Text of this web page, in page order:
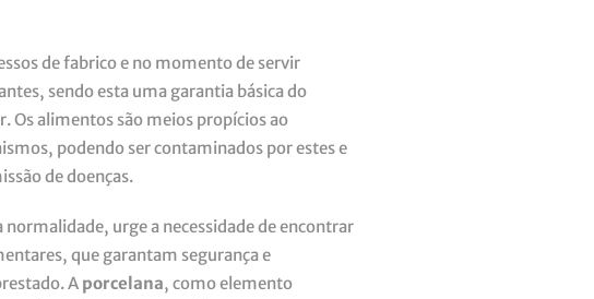
de fabrico e no momento de servir
sendo esta uma garantia básica do
Os alimentos são meios propícios ao
podendo ser contaminados por estes e
de doenças.
urge a necessidade de encontrar
que garantam segurança e
A porcelana, como elemento